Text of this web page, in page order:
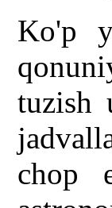
Ko'p
tuzish
chop